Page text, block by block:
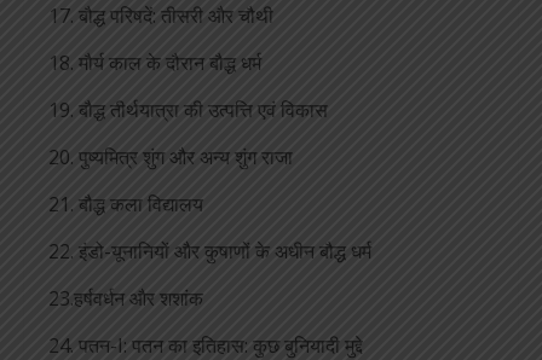
17. बौद्ध परिषदें: तीसरी और चौथी
18. मौर्य काल के दौरान बौद्ध धर्म
19. बौद्ध तीर्थयात्रा की उत्पत्ति एवं विकास
20. पुष्यमित्र शुंग और अन्य शुंग राजा
21. बौद्ध कला विद्यालय
22. इंडो-यूनानियों और कुषाणों के अधीन बौद्ध धर्म
23.हर्षवर्धन और शशांक
24. पतन-I: पतन का इतिहास: कुछ बुनियादी मुद्दे